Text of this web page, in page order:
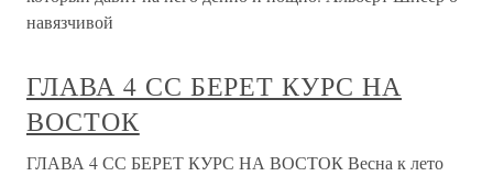
навязчивой
ГЛАВА 4 СС БЕРЕТ КУРС НА
ВОСТОК
ГЛАВА 4 СС БЕРЕТ КУРС НА ВОСТОК Весна к лето